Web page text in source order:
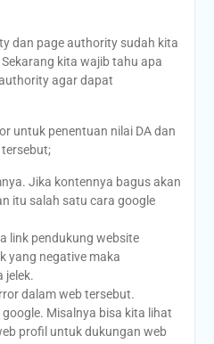
dan page authority sudah kita
kita wajib tahu apa
agar dapat
untuk penentuan nilai DA dan
Jika kontennya bagus akan
itu salah satu cara google
link pendukung website
yang negative maka
jelek.
dalam web tersebut.
Misalnya bisa kita lihat
profil untuk dukungan web